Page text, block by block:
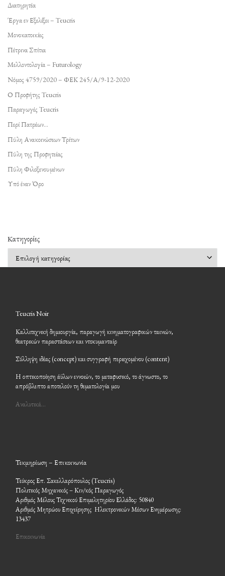
Διατηρητέα
Έργα εν Εξελίξει – Teucris
Μονοκατοικίες
Πέτρινα Σπίτια
Μελλοντολογία – Futurology
Νόμος 4759/2020 – ΦΕΚ 245/Α/9-12-2020
Ο Προφήτης Teucris
Παραγωγές Teucris
Περί Πατρέων…
Πύλη Ανακοινώσεων Τρίτων
Πύλη της Προφητείας
Πύλη Φιλοξενουμένων
Υπό έναν Όρο
Kατηγορίες
Teucris Noir
Καλλιτεχνική δημιουργία, παραγωγή κινηματογραφικών ταινιών,
θεατρικών παραστάσεων και ντοκυμανταίρ
Σύλληψη ιδέας (concept) και συγγραφή περιεχομένου (content)
Η οπτικοποίηση άϋλων εννοιών, το μεταφυσικό, το άγνωστο, το
απρόβλεπτο αποτελούν τη θεματολογία μου
Αναλυτικά…
Τεκμηρίωση – Επικοινωνία
Τεύκρος Επ. Σακελλαρόπουλος (Teucris)
Πολιτικός Μηχανικός – Κιν/κός Παραγωγός
Αριθμός Μέλους Τεχνικού Επιμελητηρίου Ελλάδος: 50840
Αριθμός Μητρώου Επιχείρησης Ηλεκτρονικών Μέσων Ενημέρωσης:
13437
Επικοινωνία